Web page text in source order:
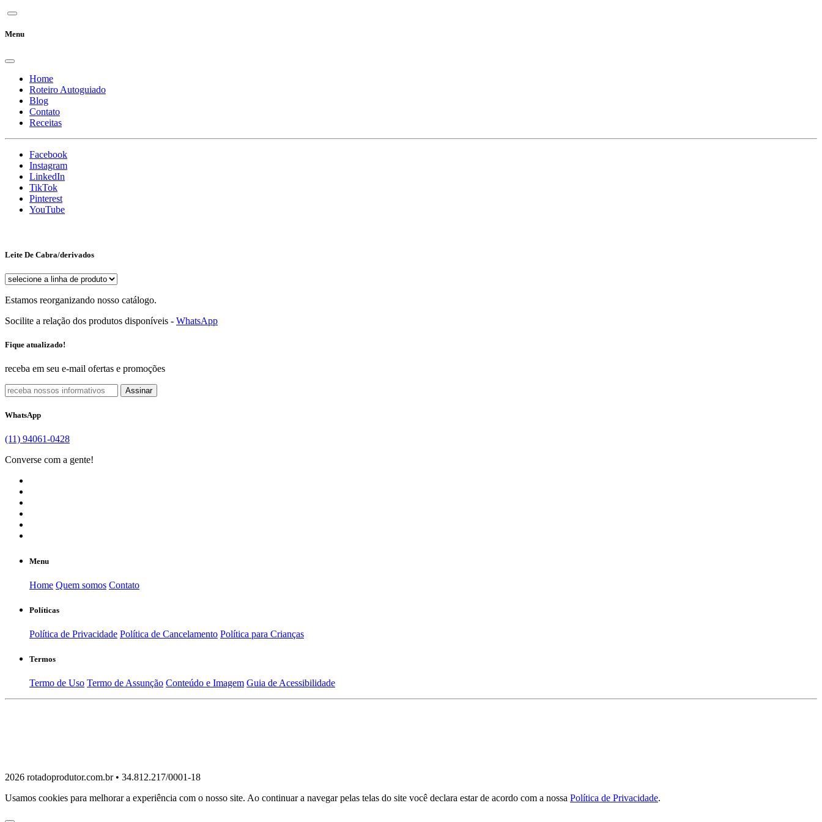
Menu
Home
Roteiro Autoguiado
Blog
Contato
Receitas
Facebook
Instagram
LinkedIn
TikTok
Pinterest
YouTube
Leite De Cabra/derivados
Estamos reorganizando nosso catálogo.
Socilite a relação dos produtos disponíveis - WhatsApp
Fique atualizado!
receba em seu e-mail ofertas e promoções
Assinar
WhatsApp
(11) 94061-0428
Converse com a gente!
Menu
Home Quem somos Contato
Políticas
Política de Privacidade Política de Cancelamento Política para Crianças
Termos
Termo de Uso Termo de Assunção Conteúdo e Imagem Guia de Acessibilidade
2026 rotadoprodutor.com.br • 34.812.217/0001-18
Usamos cookies para melhorar a experiência com o nosso site. Ao continuar a navegar pelas telas do site você declara estar de acordo com a nossa Política de Privacidade.